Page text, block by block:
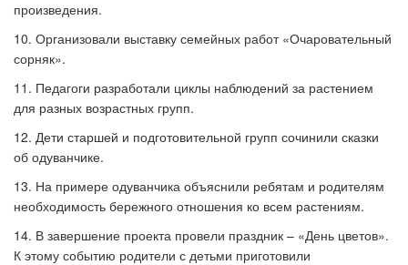
произведения.
10. Организовали выставку семейных работ «Очаровательный
сорняк».
11. Педагоги разработали циклы наблюдений за растением
для разных возрастных групп.
12. Дети старшей и подготовительной групп сочинили сказки
об одуванчике.
13. На примере одуванчика объяснили ребятам и родителям
необходимость бережного отношения ко всем растениям.
14. В завершение проекта провели праздник – «День цветов».
К этому событию родители с детьми приготовили